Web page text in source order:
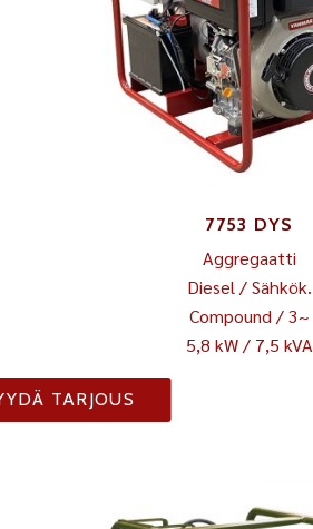
7753 DYS
Aggregaatti
Diesel / Sähkök.
Compound / 3~
5,8 kW / 7,5 kVA
TARJOUS